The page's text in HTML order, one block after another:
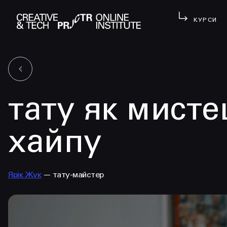
КУРСИ
тату як
хайпу
Ярік Жук— тату-майстер